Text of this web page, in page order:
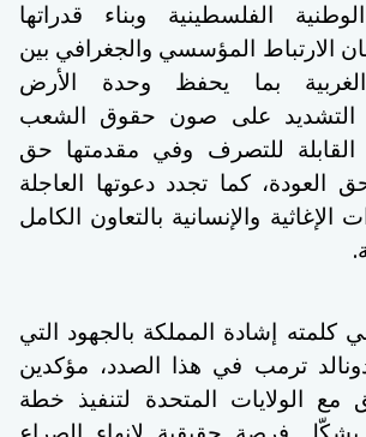
الفلسطينية وبناء قدراتها
الارتباط المؤسسي والجغرافي بين
بما يحفظ وحدة الأرض
التشديد على صون حقوق الشعب
القابلة للتصرف وفي مقدمتها حق
العودة، كما تجدد دعوتها العاجلة
الإغاثية والإنسانية بالتعاون الكامل
.
كلمته إشادة المملكة بالجهود التي
ترمب في هذا الصدد، مؤكدين
مع الولايات المتحدة لتنفيذ خطة